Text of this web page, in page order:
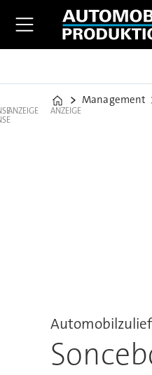
Home
Management
ANZEIGE ANZEIGE